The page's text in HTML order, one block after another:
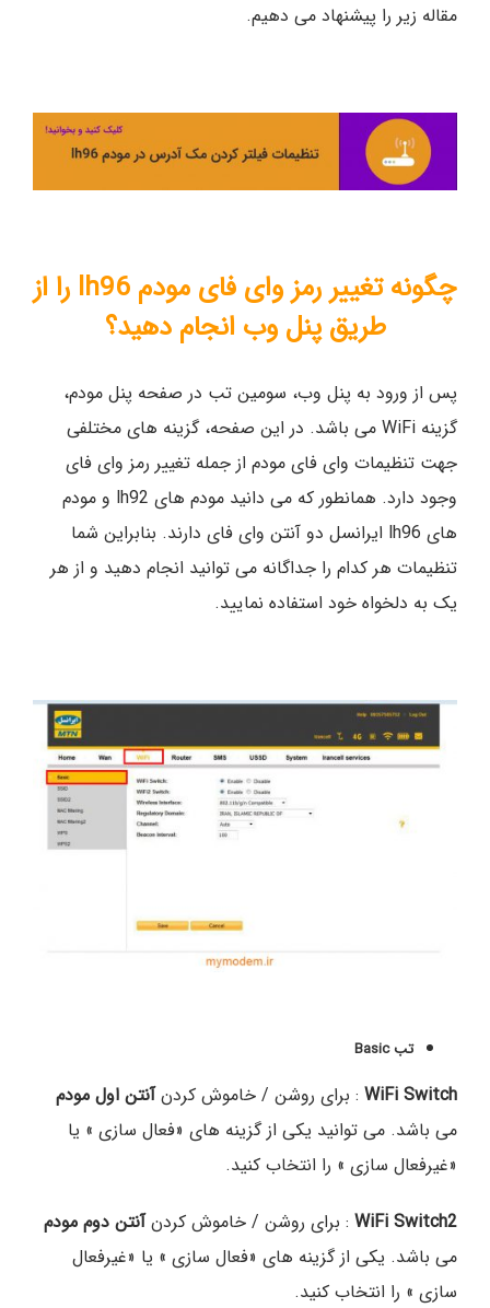
مقاله زیر را پیشنهاد می دهیم.
چگونه تغییر رمز وای فای مودم lh96 را از
طریق پنل وب انجام دهید؟
پس از ورود به پنل وب، سومین تب در صفحه پنل مودم،
گزینه WiFi می باشد. در این صفحه، گزینه های مختلفی
جهت تنظیمات وای فای مودم از جمله تغییر رمز وای فای
وجود دارد. همانطور که می دانید مودم های lh92 و مودم
های lh96 ایرانسل دو آنتن وای فای دارند. بنابراین شما
تنظیمات هر کدام را جداگانه می توانید انجام دهید و از هر
یک به دلخواه خود استفاده نمایید.
تب Basic
WiFi Switch : برای روشن / خاموش کردنآنتن اول مودم
می باشد. می توانید یکی از گزینه های «فعال سازی » یا
«غیرفعال سازی » را انتخاب کنید.
WiFi Switch2 : برای روشن / خاموش کردنآنتن دوم مودم
می باشد. یکی از گزینه های «فعال سازی » یا «غیرفعال
سازی » را انتخاب کنید.